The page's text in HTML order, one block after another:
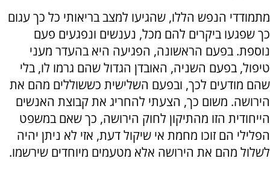
מתמודדי הנפש הללו, שהגיעו למצב בריאותי כל כך עגום
כך שפגעו ביקרים להם מכל, נענשים ונפגעים פעם
נוספת. בפעם הראשונה, הפגיעה היא בהעדר מעני
טיפול, בפעם השניה, האובדן הגדול שהם גרמו לו, בלי
שהם מודעים לכך, ובפעם השלישית כששוללים מהם את
הירושה. משום כך, הצעתי להחריג את קבוצת האנשים
הייחודית הזו מהתיקון לחוק הירושה, כך שאם במשפט
הפלילי הם זוכו מחמת אי שיקול דעת, אזי לא ניתן יהיה
לשלול מהם את הירושה אלא מטעמים מיוחדים שירשמו.